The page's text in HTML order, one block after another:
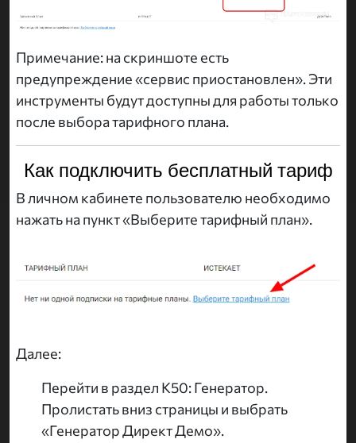
Примечание: на скриншоте есть
предупреждение «сервис приостановлен». Эти
инструменты будут доступны для работы только
после выбора тарифного плана.
Как подключить бесплатный тариф
В личном кабинете пользователю необходимо
нажать на пункт «Выберите тарифный план».
Далее:
Перейти в раздел K50: Генератор.
Пролистать вниз страницы и выбрать
«Генератор Директ Демо».